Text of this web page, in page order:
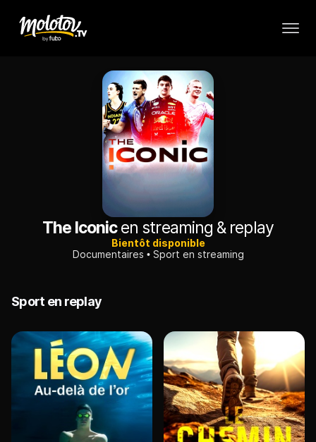
The Iconicen streaming & replay
Bientôt disponible
Documentaires
Sport en streaming
Sport en replay